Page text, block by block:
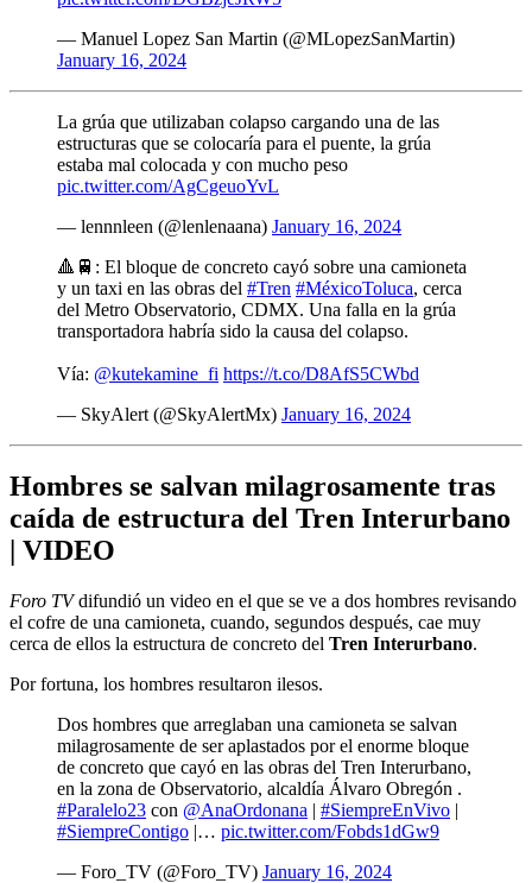
— Manuel Lopez San Martin (@MLopezSanMartin)
January 16, 2024
La grúa que utilizaban colapso cargando una de las
estructuras que se colocaría para el puente, la grúa
estaba mal colocada y con mucho peso
pic.twitter.com/AgCgeuoYvL
— lennnleen (@lenlenaana) January 16, 2024
🔺🚆: El bloque de concreto cayó sobre una camioneta
y un taxi en las obras del #Tren #MéxicoToluca, cerca
del Metro Observatorio, CDMX. Una falla en la grúa
transportadora habría sido la causa del colapso.
Vía: @kutekamine_fi https://t.co/D8AfS5CWbd
— SkyAlert (@SkyAlertMx) January 16, 2024
Hombres se salvan milagrosamente tras
caída de estructura del Tren Interurbano
| VIDEO
Foro TVdifundió un video en el que se ve a dos hombres revisando
el cofre de una camioneta, cuando, segundos después, cae muy
cerca de ellos la estructura de concreto del Tren Interurbano.
Por fortuna, los hombres resultaron ilesos.
Dos hombres que arreglaban una camioneta se salvan
milagrosamente de ser aplastados por el enorme bloque
de concreto que cayó en las obras del Tren Interurbano,
en la zona de Observatorio, alcaldía Álvaro Obregón .
#Paralelo23 con @AnaOrdonana | #SiempreEnVivo |
#SiempreContigo |… pic.twitter.com/Fobds1dGw9
— Foro_TV (@Foro_TV) January 16, 2024